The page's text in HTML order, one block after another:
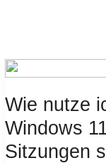
Wie nutze
Windows
Sitzungen